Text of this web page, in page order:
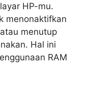
HP-mu.
menonaktifkan
menutup
Hal ini
RAM